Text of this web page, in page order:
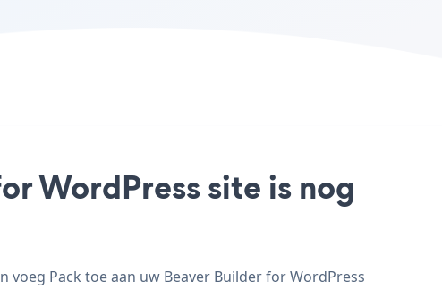
WordPress site is nog
voeg Pack toe aan uw Beaver Builder for WordPress